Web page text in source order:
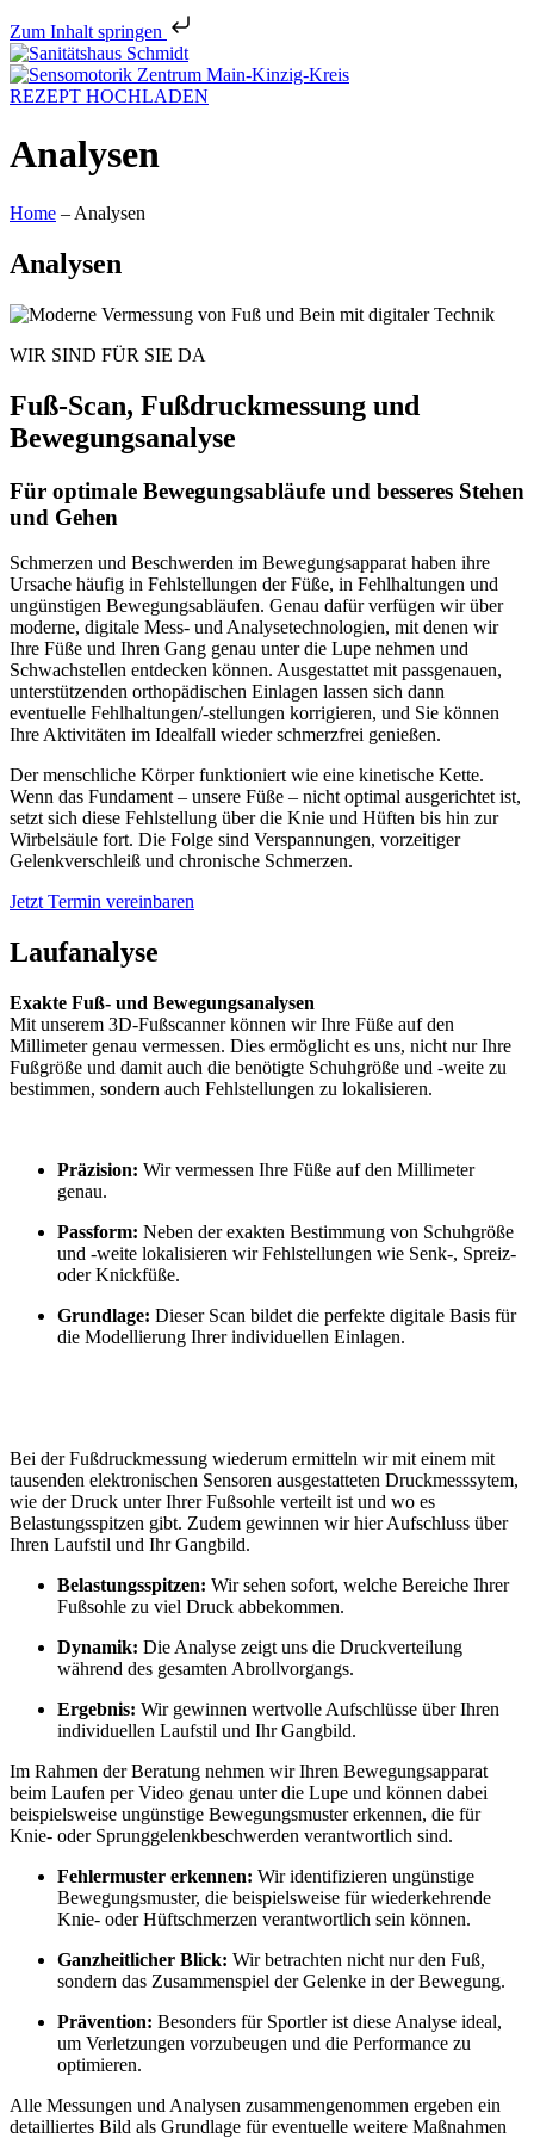
Zum Inhalt springen
REZEPT HOCHLADEN
Analysen
Home – Analysen
Analysen
WIR SIND FÜR SIE DA
Fuß-Scan, Fußdruckmessung und
Bewegungsanalyse
Für optimale Bewegungsabläufe und besseres Stehen
und Gehen
Schmerzen und Beschwerden im Bewegungsapparat haben ihre
Ursache häufig in Fehlstellungen der Füße, in Fehlhaltungen und
ungünstigen Bewegungsabläufen. Genau dafür verfügen wir über
moderne, digitale Mess- und Analysetechnologien, mit denen wir
Ihre Füße und Ihren Gang genau unter die Lupe nehmen und
Schwachstellen entdecken können. Ausgestattet mit passgenauen,
unterstützenden orthopädischen Einlagen lassen sich dann
eventuelle Fehlhaltungen/-stellungen korrigieren, und Sie können
Ihre Aktivitäten im Idealfall wieder schmerzfrei genießen.
Der menschliche Körper funktioniert wie eine kinetische Kette.
Wenn das Fundament – unsere Füße – nicht optimal ausgerichtet ist,
setzt sich diese Fehlstellung über die Knie und Hüften bis hin zur
Wirbelsäule fort. Die Folge sind Verspannungen, vorzeitiger
Gelenkverschleiß und chronische Schmerzen.
Jetzt Termin vereinbaren
Laufanalyse
Exakte Fuß- und Bewegungsanalysen
Mit unserem 3D-Fußscanner können wir Ihre Füße auf den
Millimeter genau vermessen. Dies ermöglicht es uns, nicht nur Ihre
Fußgröße und damit auch die benötigte Schuhgröße und -weite zu
bestimmen, sondern auch Fehlstellungen zu lokalisieren.
Präzision: Wir vermessen Ihre Füße auf den Millimeter
genau.
Passform: Neben der exakten Bestimmung von Schuhgröße
und -weite lokalisieren wir Fehlstellungen wie Senk-, Spreiz-
oder Knickfüße.
Grundlage: Dieser Scan bildet die perfekte digitale Basis für
die Modellierung Ihrer individuellen Einlagen.
Bei der Fußdruckmessung wiederum ermitteln wir mit einem mit
tausenden elektronischen Sensoren ausgestatteten Druckmesssytem,
wie der Druck unter Ihrer Fußsohle verteilt ist und wo es
Belastungsspitzen gibt. Zudem gewinnen wir hier Aufschluss über
Ihren Laufstil und Ihr Gangbild.
Belastungsspitzen: Wir sehen sofort, welche Bereiche Ihrer
Fußsohle zu viel Druck abbekommen.
Dynamik: Die Analyse zeigt uns die Druckverteilung
während des gesamten Abrollvorgangs.
Ergebnis: Wir gewinnen wertvolle Aufschlüsse über Ihren
individuellen Laufstil und Ihr Gangbild.
Im Rahmen der Beratung nehmen wir Ihren Bewegungsapparat
beim Laufen per Video genau unter die Lupe und können dabei
beispielsweise ungünstige Bewegungsmuster erkennen, die für
Knie- oder Sprunggelenkbeschwerden verantwortlich sind.
Fehlermuster erkennen: Wir identifizieren ungünstige
Bewegungsmuster, die beispielsweise für wiederkehrende
Knie- oder Hüftschmerzen verantwortlich sein können.
Ganzheitlicher Blick: Wir betrachten nicht nur den Fuß,
sondern das Zusammenspiel der Gelenke in der Bewegung.
Prävention: Besonders für Sportler ist diese Analyse ideal,
um Verletzungen vorzubeugen und die Performance zu
optimieren.
Alle Messungen und Analysen zusammengenommen ergeben ein
detailliertes Bild als Grundlage für eventuelle weitere Maßnahmen